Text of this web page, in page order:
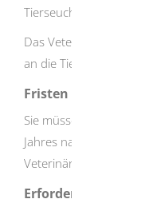
Tierseuchenkasse
Das Veterinäramt
an die
Fristen
Sie müssen den
Jahres nach Eintritt
Veterinäramt einreichen.
Erforderliche